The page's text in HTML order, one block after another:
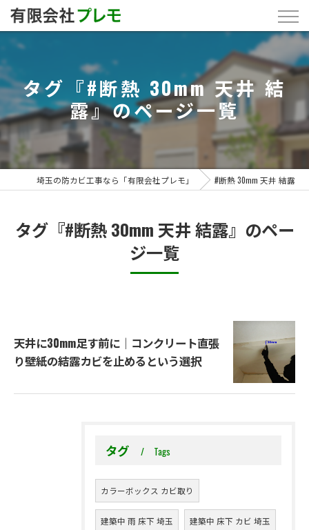
タグ『#断熱 30mm 天井 結
露』のページ一覧
埼玉の防カビ工事なら「有限会社プレモ」 #断熱 30mm 天井 結露
タグ『#断熱 30mm 天井 結露』のペー
ジ一覧
天井に30mm足す前に｜コンクリート直張
り壁紙の結露カビを止めるという選択
タグ Tags
カラーボックス カビ取り
建築中 雨 床下 埼玉 建築中 床下 カビ 埼玉